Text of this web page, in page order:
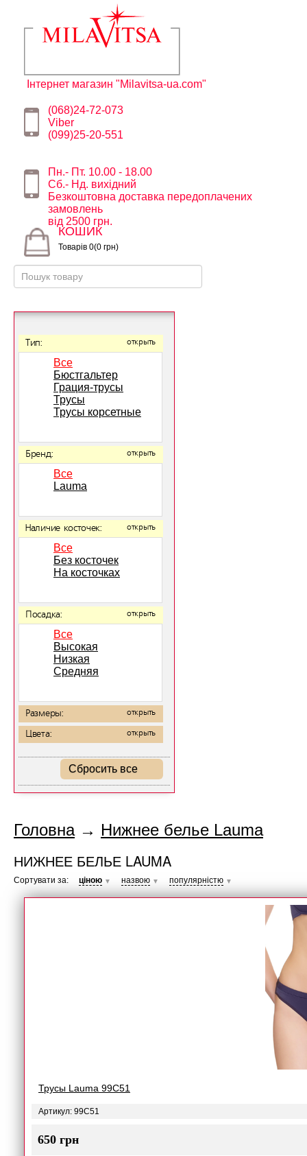
Інтернет магазин "Milavitsa-ua.com"
(068)24-72-073
Viber
(099)25-20-551
Пн.- Пт. 10.00 - 18.00
Сб.- Нд. вихідний
Безкоштовна доставка передоплачених
замовлень
від 2500 грн.
КОШИК
Товарів 0(0 грн)
Тип: открыть
Все
Бюстгальтер
Грация-трусы
Трусы
Трусы корсетные
Бренд: открыть
Все
Lauma
Наличие косточек: открыть
Все
Без косточек
На косточках
Посадка: открыть
Все
Высокая
Низкая
Средняя
Размеры: открыть
Цвета: открыть
Сбросить все
Головна→ Нижнее белье Lauma
НИЖНЕЕ БЕЛЬЕ LAUMA
Сортувати за: ціною ▼ назвою ▼ популярністю ▼
Трусы Lauma 99C51
Артикул: 99C51
650 грн